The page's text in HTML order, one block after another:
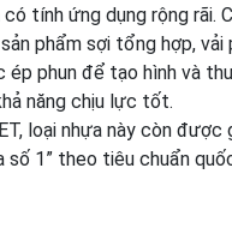
tính ứng dụng rộng rãi.
phẩm sợi tổng hợp, vải
ép phun để tạo hình và
năng chịu lực tốt.
loại nhựa này còn
số 1” theo tiêu chuẩn